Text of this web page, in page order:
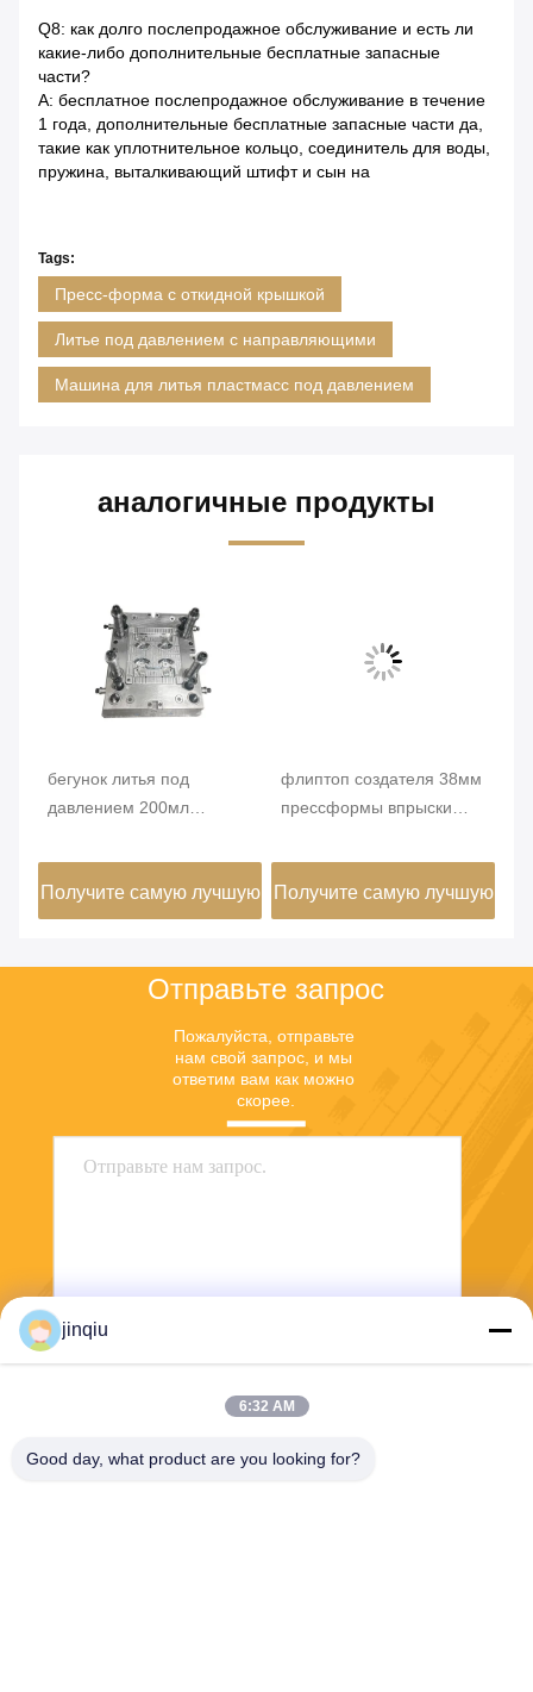
Q8: как долго послепродажное обслуживание и есть ли
какие-либо дополнительные бесплатные запасные
части?
A: бесплатное послепродажное обслуживание в течение
1 года, дополнительные бесплатные запасные части да,
такие как уплотнительное кольцо, соединитель для воды,
пружина, выталкивающий штифт и сын на
Tags:
Пресс-форма с откидной крышкой
Литье под давлением с направляющими
Машина для литья пластмасс под давлением
аналогичные продукты
бегунок литья под
давлением 200мл
давлением стальной СТП
Получите самую лучшую
флиптоп создателя 38мм
прессформы впрыски
бутылки
Получите самую лучшую
Отправьте запрос
Пожалуйста, отправьте
нам свой запрос, и мы
ответим вам как можно
скорее.
jinqiu
6:32 AM
Good day, what product are you looking for?